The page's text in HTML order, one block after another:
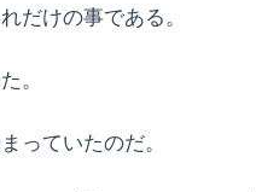
だけの事である。
。
っていたのだ。